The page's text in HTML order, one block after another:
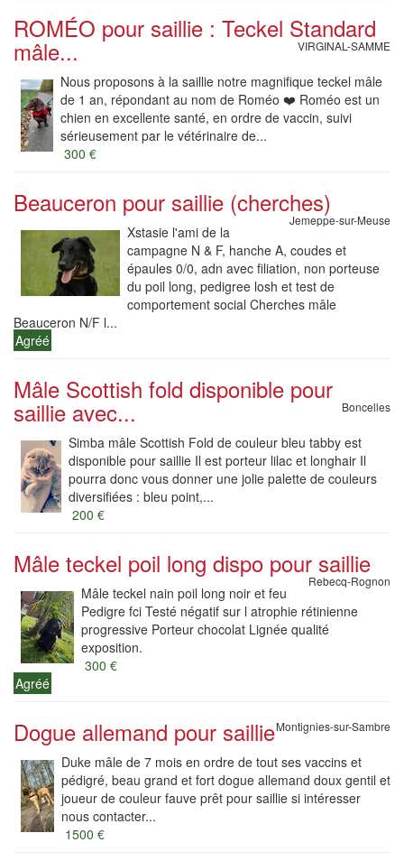
ROMÉO pour saillie : Teckel Standard
mâle... VIRGINAL-SAMME
Nous proposons à la saillie notre magnifique teckel mâle
de 1 an, répondant au nom de Roméo ❤️ Roméo est un
chien en excellente santé, en ordre de vaccin, suivi
sérieusement par le vétérinaire de...
300 €
Beauceron pour saillie (cherches)
Jemeppe-sur-Meuse
Xstasie l'ami de la
campagne N & F, hanche A, coudes et
épaules 0/0, adn avec filiation, non porteuse
du poil long, pedigree losh et test de
comportement social Cherches mâle
Beauceron N/F l...
Agréé
Mâle Scottish fold disponible pour
saillie avec... Boncelles
Simba mâle Scottish Fold de couleur bleu tabby est
disponible pour saillie Il est porteur lilac et longhair Il
pourra donc vous donner une jolie palette de couleurs
diversifiées : bleu point,...
200 €
Mâle teckel poil long dispo pour saillie
Rebecq-Rognon
Mâle teckel nain poil long noir et feu
Pedigre fci Testé négatif sur l atrophie rétinienne
progressive Porteur chocolat Lignée qualité
exposition.
300 €
Agréé
Dogue allemand pour saillieMontignies-sur-Sambre
Duke mâle de 7 mois en ordre de tout ses vaccins et
pédigré, beau grand et fort dogue allemand doux gentil et
joueur de couleur fauve prêt pour saillie si intéresser
nous contacter...
1500 €